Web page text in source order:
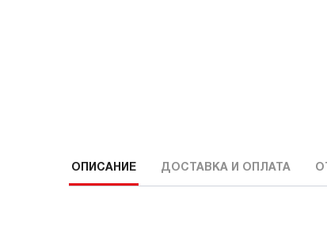
ОПИСАНИЕ ДОСТАВКА И ОПЛАТА